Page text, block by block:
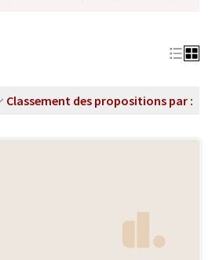
Classement des propositions par :